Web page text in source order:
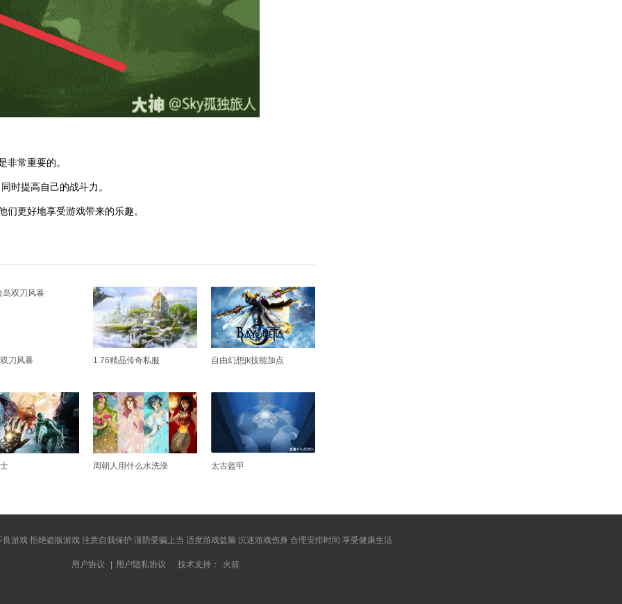
非常重要的。
时提高自己的战斗力。
更好地享受游戏带来的乐趣。
刀风暴 1.76精品传奇私服 自由幻想jk技能加点
周朝人用什么水洗澡 太古盔甲
游戏 拒绝盗版游戏 注意自我保护 谨防受骗上当 适度游戏益脑 沉迷游戏伤身 合理安排时间 享受健康生活
用户协议 用户隐私协议 技术支持： 火箭